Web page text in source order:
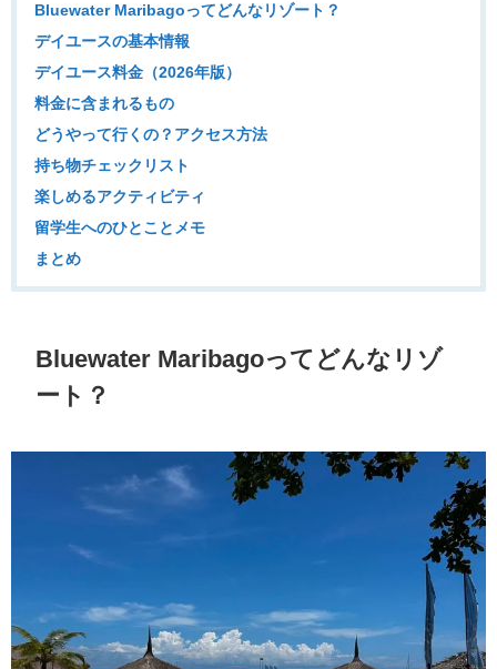
Bluewater Maribagoってどんなリゾート？
デイユースの基本情報
デイユース料金（2026年版）
料金に含まれるもの
どうやって行くの？アクセス方法
持ち物チェックリスト
楽しめるアクティビティ
留学生へのひとことメモ
まとめ
Bluewater Maribagoってどんなリゾ
ート？